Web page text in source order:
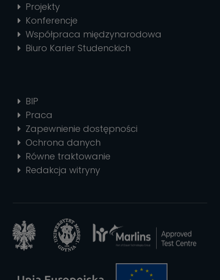
Projekty
Konferencje
Współpraca międzynarodowa
Biuro Karier Studenckich
BIP
Praca
Zapewnienie dostępności
Ochrona danych
Równe traktowanie
Redakcja witryny